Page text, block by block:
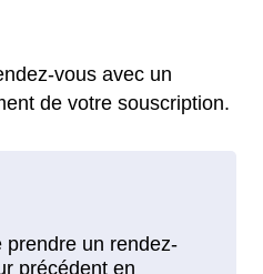
vous avec un
de votre souscription.